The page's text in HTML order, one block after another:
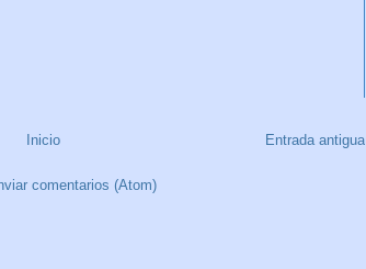
Entrada antigua
Inicio
comentarios (Atom)